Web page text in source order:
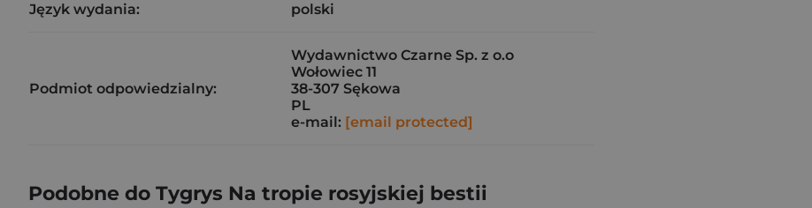
Język wydania: polski
Podmiot odpowiedzialny:
Wydawnictwo Czarne Sp. z o.o
Wołowiec 11
38-307 Sękowa
PL
e-mail: [email protected]
Podobne do Tygrys Na tropie rosyjskiej bestii